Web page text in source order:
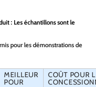
: Les échantillons sont le
pour les démonstrations de
MEILLEUR
POUR
COÛT POUR